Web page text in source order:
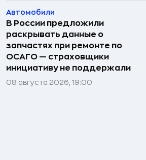
Автомобили
В России предложили
раскрывать данные о
запчастях при ремонте по
ОСАГО — страховщики
инициативу не поддержали
08 августа 2026, 19:00